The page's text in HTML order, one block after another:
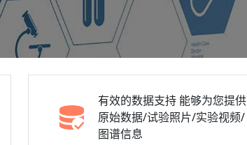
有效的数据支持 能够为您提供
原始数据/试验照片/实验视频/
图谱信息